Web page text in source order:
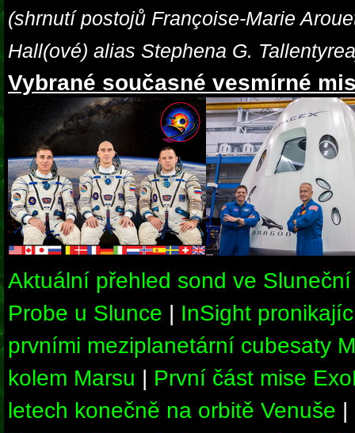
(shrnutí postojů Françoise-Marie
Hall(ové) alias Stephena G.
Vybrané současné vesmírné
Aktuální přehled sond ve
Probe u Slunce | InSight
prvními meziplanetární cubesaty
kolem Marsu | První část mise
letech konečně na orbitě Venuše |